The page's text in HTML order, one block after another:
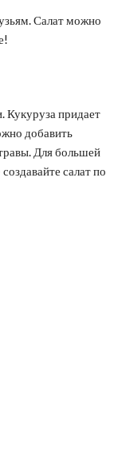
Салат можно
Кукуруза придает
добавить
Для большей
салат по